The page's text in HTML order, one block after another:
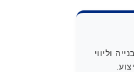
וליווי